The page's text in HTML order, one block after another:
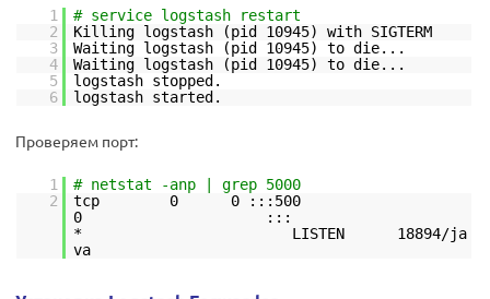
1
# service logstash restart
2
Killing logstash (pid 10945) with SIGTERM
3
Waiting logstash (pid 10945) to die...
4
Waiting logstash (pid 10945) to die...
5
logstash stopped.
6
logstash started.
Проверяем порт:
1
# netstat -anp | grep 5000
2
tcp 0 0 :::500
0 :::
* LISTEN 18894/ja
va